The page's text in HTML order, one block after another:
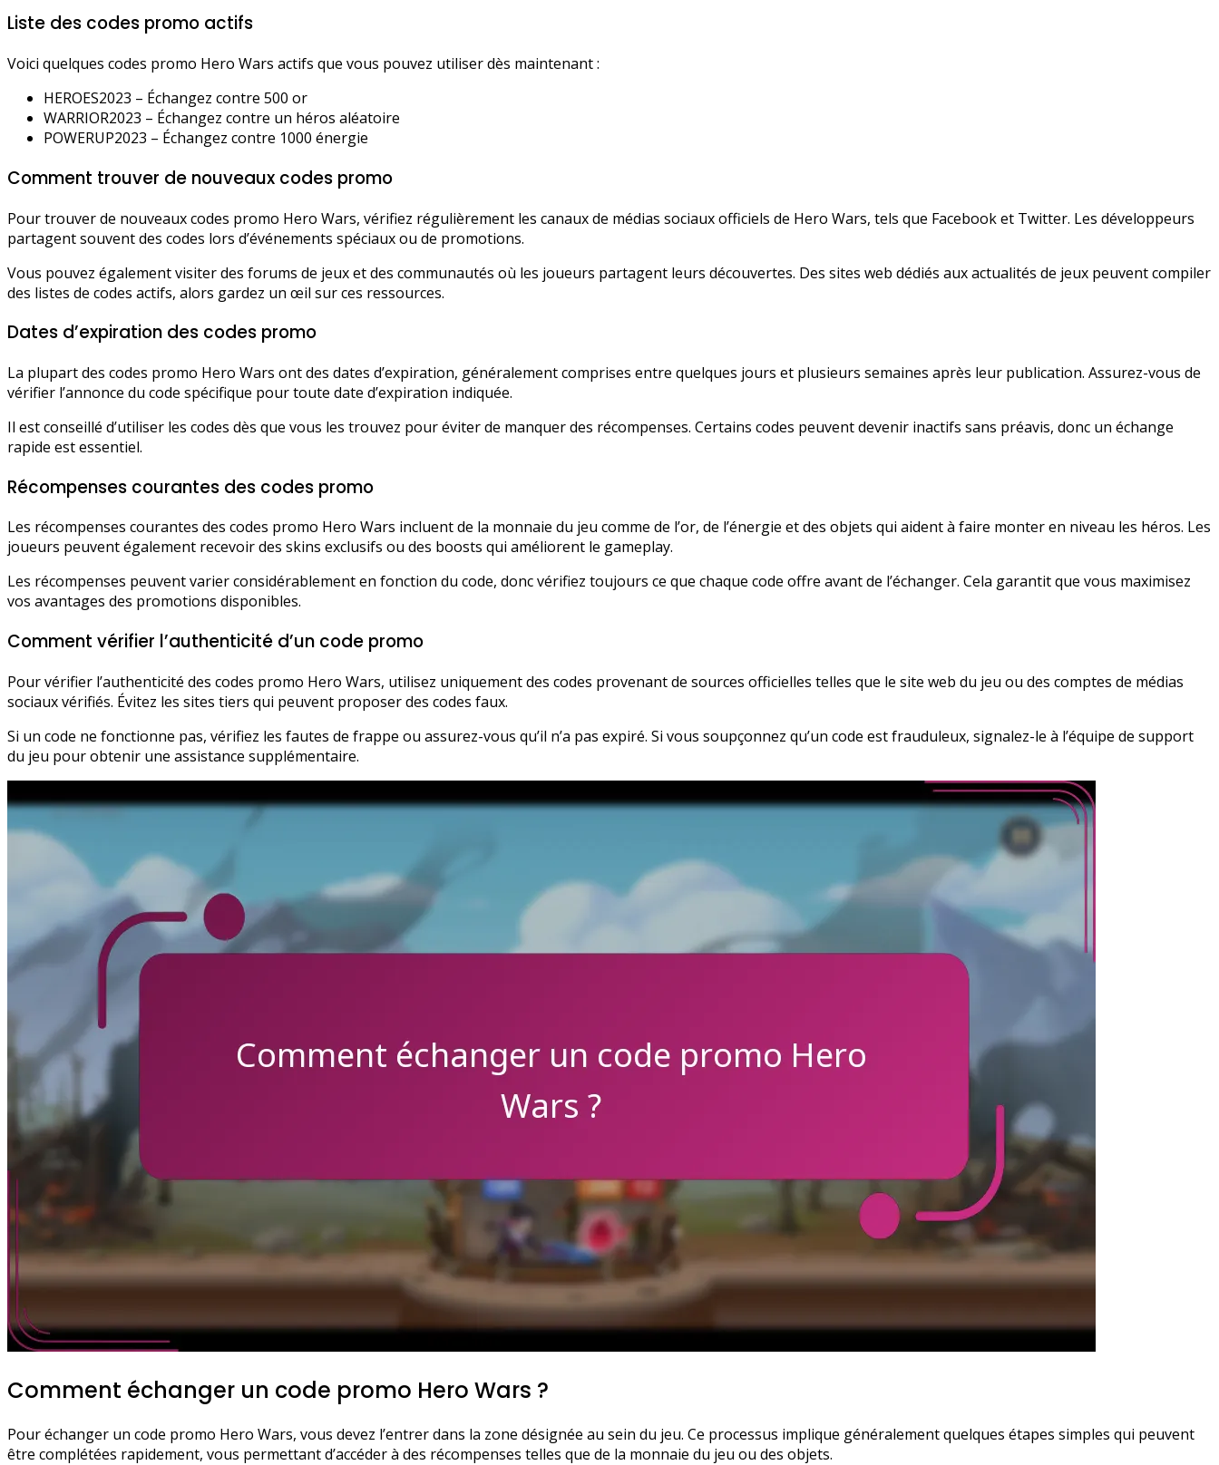
Liste des codes promo actifs
Voici quelques codes promo Hero Wars actifs que vous pouvez utiliser dès maintenant :
HEROES2023 – Échangez contre 500 or
WARRIOR2023 – Échangez contre un héros aléatoire
POWERUP2023 – Échangez contre 1000 énergie
Comment trouver de nouveaux codes promo
Pour trouver de nouveaux codes promo Hero Wars, vérifiez régulièrement les canaux de médias sociaux officiels de Hero Wars, tels que Facebook et Twitter. Les développeurs
partagent souvent des codes lors d’événements spéciaux ou de promotions.
Vous pouvez également visiter des forums de jeux et des communautés où les joueurs partagent leurs découvertes. Des sites web dédiés aux actualités de jeux peuvent compiler
des listes de codes actifs, alors gardez un œil sur ces ressources.
Dates d’expiration des codes promo
La plupart des codes promo Hero Wars ont des dates d’expiration, généralement comprises entre quelques jours et plusieurs semaines après leur publication. Assurez-vous de
vérifier l’annonce du code spécifique pour toute date d’expiration indiquée.
Il est conseillé d’utiliser les codes dès que vous les trouvez pour éviter de manquer des récompenses. Certains codes peuvent devenir inactifs sans préavis, donc un échange
rapide est essentiel.
Récompenses courantes des codes promo
Les récompenses courantes des codes promo Hero Wars incluent de la monnaie du jeu comme de l’or, de l’énergie et des objets qui aident à faire monter en niveau les héros. Les
joueurs peuvent également recevoir des skins exclusifs ou des boosts qui améliorent le gameplay.
Les récompenses peuvent varier considérablement en fonction du code, donc vérifiez toujours ce que chaque code offre avant de l’échanger. Cela garantit que vous maximisez
vos avantages des promotions disponibles.
Comment vérifier l’authenticité d’un code promo
Pour vérifier l’authenticité des codes promo Hero Wars, utilisez uniquement des codes provenant de sources officielles telles que le site web du jeu ou des comptes de médias
sociaux vérifiés. Évitez les sites tiers qui peuvent proposer des codes faux.
Si un code ne fonctionne pas, vérifiez les fautes de frappe ou assurez-vous qu’il n’a pas expiré. Si vous soupçonnez qu’un code est frauduleux, signalez-le à l’équipe de support
du jeu pour obtenir une assistance supplémentaire.
Comment échanger un code promo Hero Wars ?
Pour échanger un code promo Hero Wars, vous devez l’entrer dans la zone désignée au sein du jeu. Ce processus implique généralement quelques étapes simples qui peuvent
être complétées rapidement, vous permettant d’accéder à des récompenses telles que de la monnaie du jeu ou des objets.